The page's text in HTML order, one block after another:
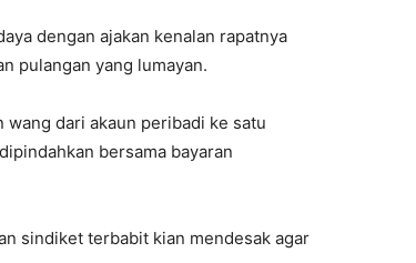
dengan ajakan kenalan rapatnya
pulangan yang lumayan.
dari akaun peribadi ke satu
bersama bayaran
sindiket terbabit kian mendesak agar